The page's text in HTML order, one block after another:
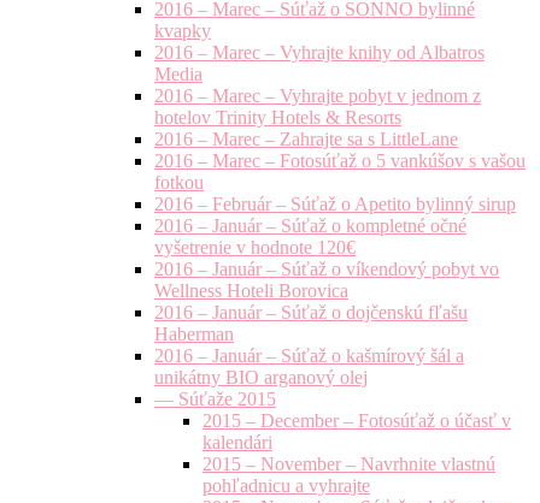
2016 – Marec – Súťaž o SONNO bylinné
kvapky
2016 – Marec – Vyhrajte knihy od Albatros
Media
2016 – Marec – Vyhrajte pobyt v jednom z
hotelov Trinity Hotels & Resorts
2016 – Marec – Zahrajte sa s LittleLane
2016 – Marec – Fotosúťaž o 5 vankúšov s vašou
fotkou
2016 – Február – Súťaž o Apetito bylinný sirup
2016 – Január – Súťaž o kompletné očné
vyšetrenie v hodnote 120€
2016 – Január – Súťaž o víkendový pobyt vo
Wellness Hoteli Borovica
2016 – Január – Súťaž o dojčenskú fľašu
Haberman
2016 – Január – Súťaž o kašmírový šál a
unikátny BIO arganový olej
— Súťaže 2015
2015 – December – Fotosúťaž o účasť v
kalendári
2015 – November – Navrhnite vlastnú
pohľadnicu a vyhrajte